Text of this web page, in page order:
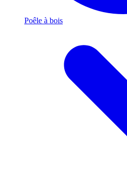
Poêle à bois